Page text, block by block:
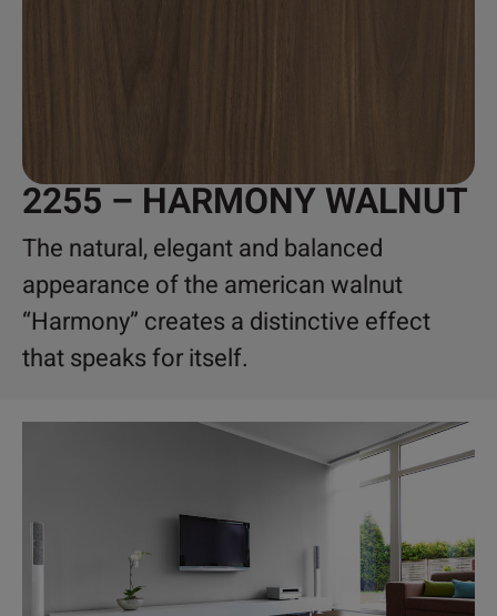
2255 – HARMONY WALNUT
The natural, elegant and balanced
appearance of the american walnut
“Harmony” creates a distinctive effect
that speaks for itself.